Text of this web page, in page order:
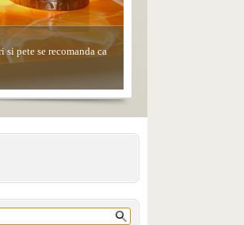
pete se recomanda ca
curatare din comert.